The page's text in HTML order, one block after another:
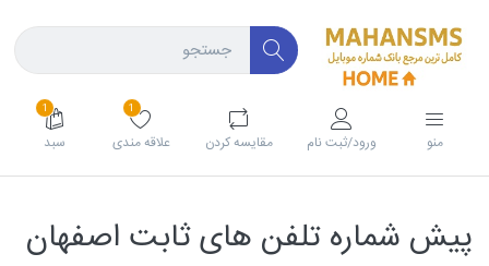
منو ورود/ثبت نام مقايسه كردن
1
علاقه مندی
1
سبد
پیش شماره تلفن های ثابت اصفهان